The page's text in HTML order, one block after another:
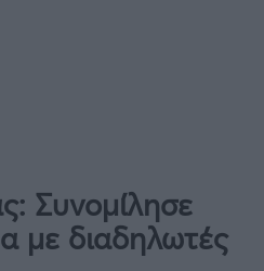
Συνομίλησε
με διαδηλωτές